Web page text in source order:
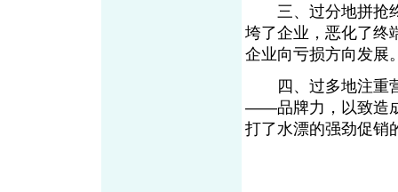
三、过分地拼抢终
垮了企业，恶化了终
企业向亏损方向发展
四、过多地注重营
——品牌力，以致造成
打了水漂的强劲促